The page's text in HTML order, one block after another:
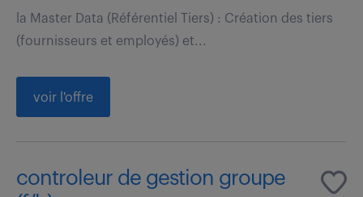
la Master Data (Référentiel Tiers) : Création des tiers
(fournisseurs et employés) et...
voir l'offre
controleur de gestion groupe